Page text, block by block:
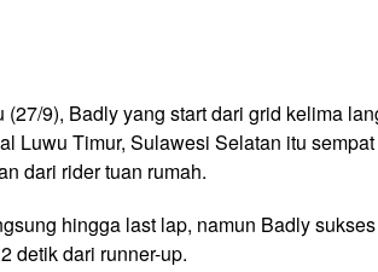
(27/9), Badly yang start dari grid kelima
Luwu Timur, Sulawesi Selatan itu
dari rider tuan rumah.
hingga last lap, namun Badly
detik dari runner-up.